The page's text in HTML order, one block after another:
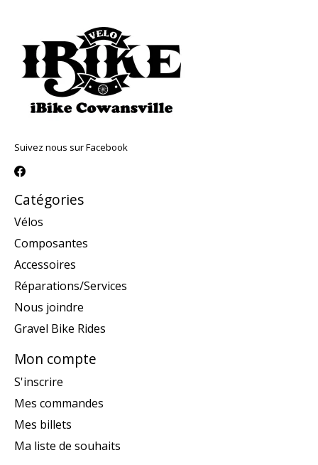
Suivez nous sur Facebook
Catégories
Vélos
Composantes
Accessoires
Réparations/Services
Nous joindre
Gravel Bike Rides
Mon compte
S'inscrire
Mes commandes
Mes billets
Ma liste de souhaits